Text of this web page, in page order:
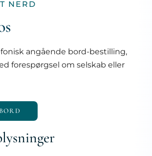
NERD​​
angående bord-bestilling,
forespørgsel om selskab eller